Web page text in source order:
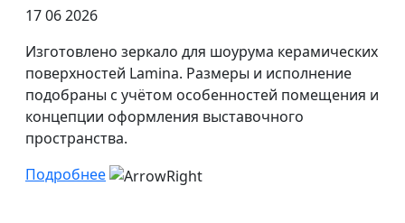
17 06 2026
Изготовлено зеркало для шоурума керамических
поверхностей Lamina. Размеры и исполнение
подобраны с учётом особенностей помещения и
концепции оформления выставочного
пространства.
Подробнее